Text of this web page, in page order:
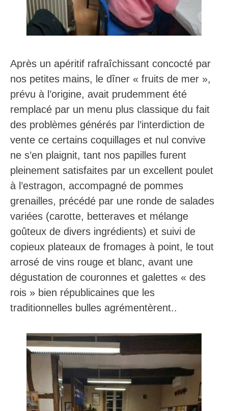
Après un apéritif rafraîchissant concocté par
nos petites mains, le dîner « fruits de mer »,
prévu à l’origine, avait prudemment été
remplacé par un menu plus classique du fait
des problèmes générés par l’interdiction de
vente ce certains coquillages et nul convive
ne s’en plaignit, tant nos papilles furent
pleinement satisfaites par un excellent poulet
à l’estragon, accompagné de pommes
grenailles, précédé par une ronde de salades
variées (carotte, betteraves et mélange
goûteux de divers ingrédients) et suivi de
copieux plateaux de fromages à point, le tout
arrosé de vins rouge et blanc, avant une
dégustation de couronnes et galettes « des
rois » bien républicaines que les
traditionnelles bulles agrémentèrent..